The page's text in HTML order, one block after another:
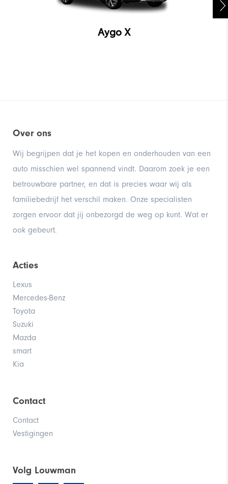
GR Supra
Aygo
Aygo X
Over ons
Wij begrijpen dat je het kopen en onderhouden van een
auto misschien wel spannend vindt. Daarom zoek je een
betrouwbare partner, en dat is precies waar wij als
familiebedrijf het verschil maken. Onze specialisten
zorgen ervoor dat jij onbezorgd de weg op kunt. Wat er
ook gebeurt.
Acties
Lexus
Mercedes-Benz
Toyota
Suzuki
Mazda
smart
Kia
Contact
Contact
Vestigingen
Volg Louwman